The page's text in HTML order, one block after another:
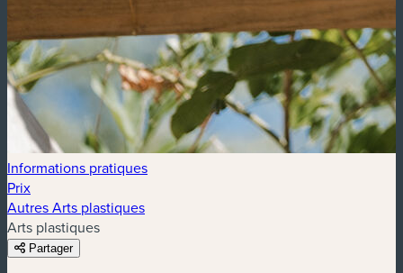
Informations pratiques
Prix
Autres Arts plastiques
Arts plastiques
Partager